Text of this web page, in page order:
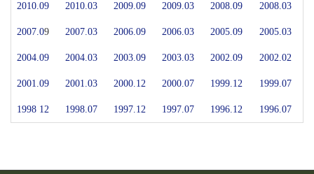
2010.09 2010.03 2009.09 2009.03 2008.09 2008.03
2007.09 2007.03 2006.09 2006.03 2005.09 2005.03
2004.09 2004.03 2003.09 2003.03 2002.09 2002.02
2001.09 2001.03 2000.12 2000.07 1999.12 1999.07
1998 12 1998.07 1997.12 1997.07 1996.12 1996.07